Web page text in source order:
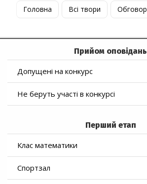
Головна Всі твори
Прийом оповідань
Допущені на конкурс
Не беруть участі в конкурсі
Перший етап
Клас математики
Спортзал